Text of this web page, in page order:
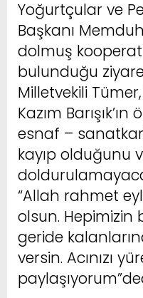
Yoğurtçular ve
Başkanı
dolmuş
bulunduğu
Milletvekili
Kazım
esnaf –
kayıp olduğunu
“Allah rahmet
olsun. Hepimizin
geride
versin. Acınızı